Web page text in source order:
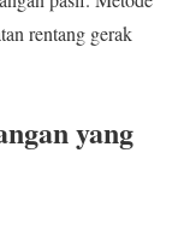
rentang gerak
yang